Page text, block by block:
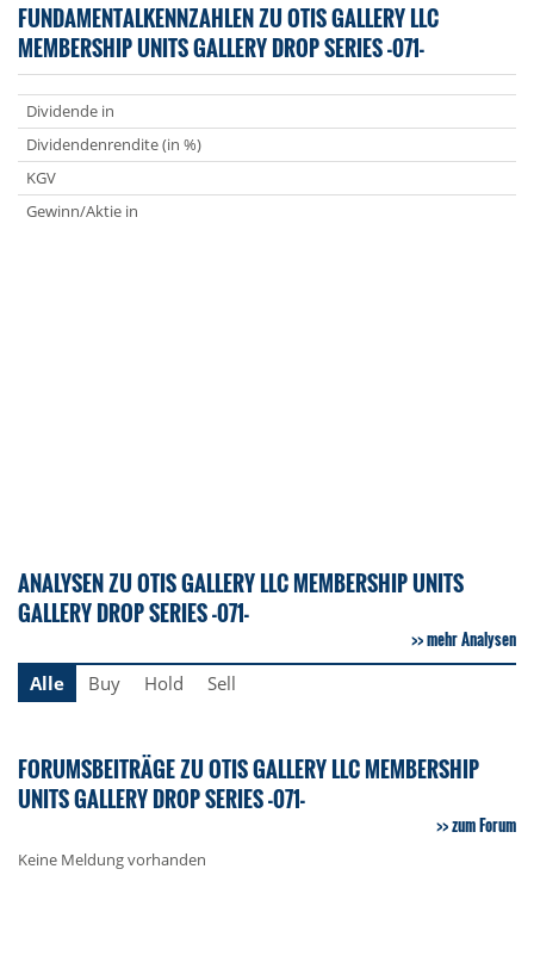
FUNDAMENTALKENNZAHLEN ZU OTIS GALLERY LLC
MEMBERSHIP UNITS GALLERY DROP SERIES -071-
Dividende in
Dividendenrendite (in %)
KGV
Gewinn/Aktie in
ANALYSEN ZU OTIS GALLERY LLC MEMBERSHIP UNITS
GALLERY DROP SERIES -071-
mehr Analysen
Alle
Buy Hold Sell
FORUMSBEITRÄGE ZU OTIS GALLERY LLC MEMBERSHIP
UNITS GALLERY DROP SERIES -071-
zum Forum
Keine Meldung vorhanden